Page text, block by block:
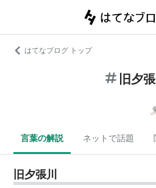
はてなブログ トップ
旧夕
言葉の解説 ネットで話題
旧夕張川